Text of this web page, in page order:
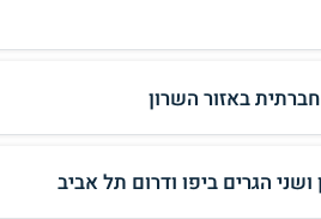
באזור השרון
הגרים ביפו ודרום תל אביב